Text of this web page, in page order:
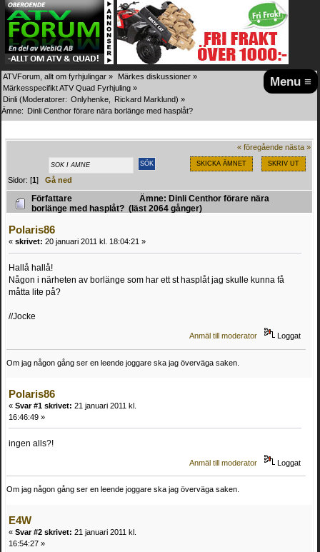
Menu ≡
ATVForum, allt om fyrhjulingar » Märkes diskussioner »
Märkesspecifikt ATV Quad Fyrhjuling »
Dinli (Moderatorer: Onlyhenke Rickard Marklund) »
Ämne: Dinli Centhor förare nära borlänge med hasplåt?
« föregående nästa »
SKICKA ÄMNET SKRIV UT
Sidor: [1]Gå ned
Författare
Ämne: Dinli Centhor förare nära
borlänge med hasplåt? (läst 2064 gånger)
Polaris86
« skrivet: 20 januari 2011 kl. 18:04:21 »
Hallå hallå!
Någon i närheten av borlänge som har ett st hasplåt jag skulle kunna få
måtta lite på?
//Jocke
Anmäl till moderator Loggat
Om jag någon gång ser en leende joggare ska jag överväga saken.
Polaris86
« Svar #1 skrivet: 21 januari 2011 kl.
16:46:49 »
ingen alls?!
Anmäl till moderator Loggat
Om jag någon gång ser en leende joggare ska jag överväga saken.
E4W
« Svar #2 skrivet: 21 januari 2011 kl.
16:54:27 »